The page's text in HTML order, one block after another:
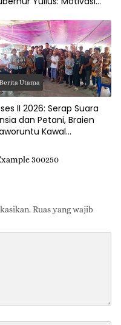
Berita Utama
II 2026: Serap Suara
dan Petani, Braien
Kawal
Ruas yang wajib